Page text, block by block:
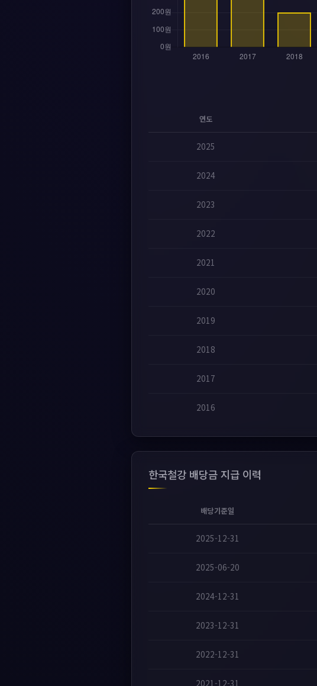
연도
2025
2024
2023
2022
2021
2020
2019
2018
2017
2016
한국철강 배당금 지급 이력
배당기준일
2025-12-31
2025-06-20
2024-12-31
2023-12-31
2022-12-31
2021-12-31